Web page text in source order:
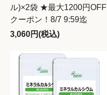
ル)×2袋 ★最大1200円OFF
クーポン！8/7 9:59迄
3,060円(税込)